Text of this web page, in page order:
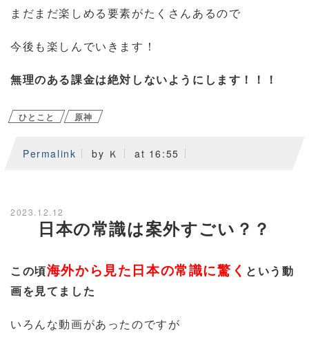
まだまだ楽しめる要素がたくさんあるので
今後も楽しんでいきます！
無理のある課金は絶対しないようにします！！！
ひとこと 原神
Permalink by Ｋ at 16:55
2023.12.12
日本の常識は案外すごい？？
この頃海外から見た日本の常識に驚く という動
画を見てました
いろんな動画があったのですが